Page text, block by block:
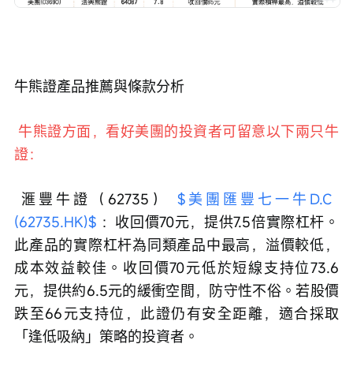
牛熊證產品推薦與條款分析
證：
滙豐牛證（62735） $美團匯豐七一牛D.C
(62735.HK)$ ：收回價70元，提供7.5倍實際杠杆。
此產品的實際杠杆為同類產品中最高，溢價較低，
成本效益較佳。收回價70元低於短線支持位73.6
元，提供約6.5元的緩衝空間，防守性不俗。若股價
跌至66元支持位，此證仍有安全距離，適合採取
「逢低吸納」策略的投資者。